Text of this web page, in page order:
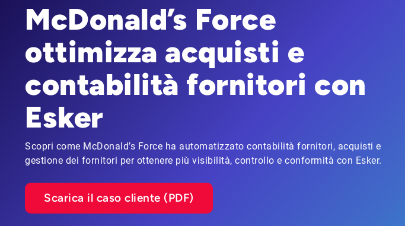
McDonald’s Force
ottimizza acquisti e
contabilità fornitori con
Esker
Scopri come McDonald’s Force ha automatizzato contabilità fornitori, acquisti e
gestione dei fornitori per ottenere più visibilità, controllo e conformità con Esker.
Scarica il caso cliente (PDF)